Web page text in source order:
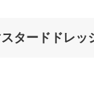
タードドレッ